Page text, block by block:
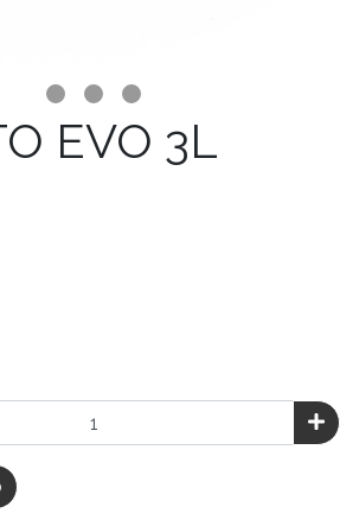
EVO 3L